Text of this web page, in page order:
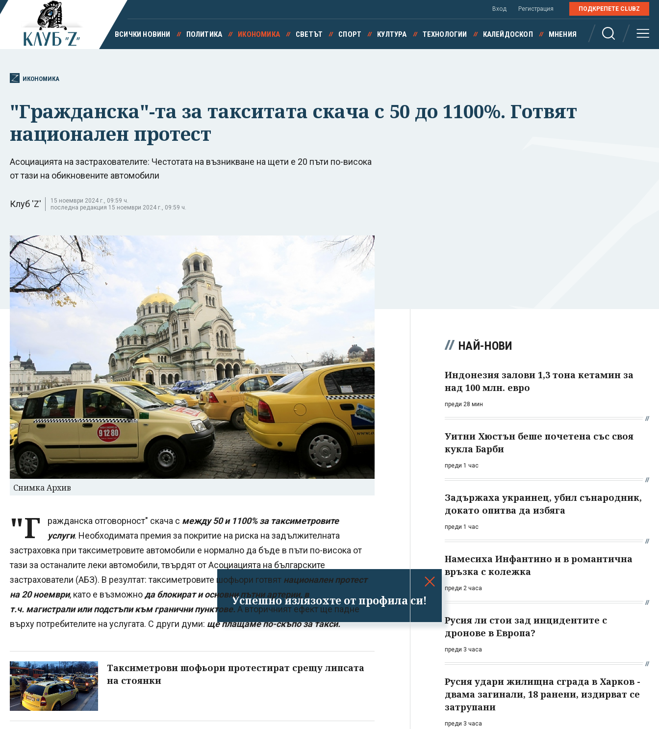
Успешно излязохте от профила си!
Вход Регистрация ПОДКРЕПЕТЕ CLUBZ
ВСИЧКИ НОВИНИ ПОЛИТИКА ИКОНОМИКА СВЕТЪТ СПОРТ КУЛТУРА ТЕХНОЛОГИИ КАЛЕЙДОСКОП МНЕНИЯ
ИКОНОМИКА
"Гражданска"-та за такситата скача с 50 до 1100%. Готвят
национален протест
Асоциацията на застрахователите: Честотата на възникване на щети е 20 пъти по-висока
от тази на обикновените автомобили
Клуб 'Z'
15 ноември 2024 г., 09:59 ч.
последна редакция 15 ноември 2024 г., 09:59 ч.
Снимка Архив
"Г ражданска отговорност" скача с между 50 и 1100% за таксиметровите
услуги. Необходимата премия за покритие на риска на задължителната
застраховка при таксиметровите автомобили е нормално да бъде в пъти по-висока от
тази за останалите леки автомобили, твърдят от Асоциацията на българските
застрахователи (АБЗ). В резултат: таксиметровите шофьори готвят национален протест
на 20 ноември, като е възможнода блокират и основни пътни артерии, в
т.ч. магистрали или подстъпи към гранични пунктове. А вторичният ефект ще падне
върху потребителите на услугата. С други думи: ще плащаме по-скъпо за такси.
Таксиметрови шофьори протестират срещу липсата
на стоянки
НАЙ-НОВИ
Индонезия залови 1,3 тона кетамин за
над 100 млн. евро
преди 28 мин
Уитни Хюстън беше почетена със своя
кукла Барби
преди 1 час
Задържаха украинец, убил сънародник,
докато опитва да избяга
преди 1 час
Намесиха Инфантино и в романтична
връзка с колежка
преди 2 часа
Русия ли стои зад инцидентите с
дронове в Европа?
преди 3 часа
Русия удари жилищна сграда в Харков -
двама загинали, 18 ранени, издирват се
затрупани
преди 3 часа